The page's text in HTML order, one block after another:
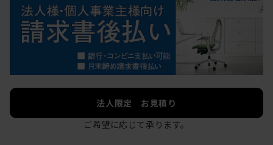
法人限定 お見積り
ご希望に応じて承ります。